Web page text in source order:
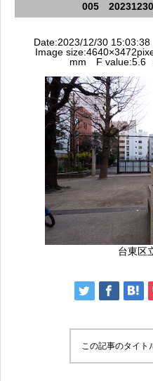
005
Date:2023/12/30
Image
mm F value:5.6
台東区
この記事のタイト